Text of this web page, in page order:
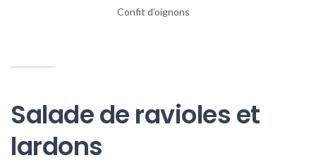
Confit d’oignons
Salade de ravioles et
lardons